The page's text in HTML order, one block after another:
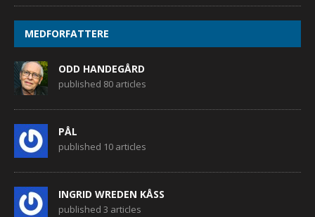
MEDFORFATTERE
ODD HANDEGÅRD
published 80 articles
PÅL
published 10 articles
INGRID WREDEN KÅSS
published 3 articles